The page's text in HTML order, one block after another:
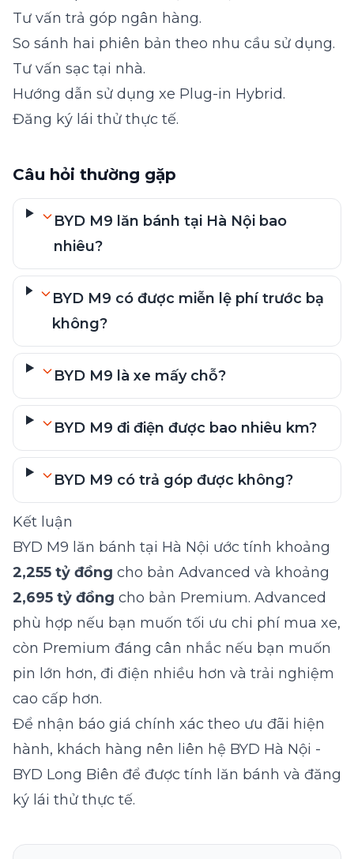
Tư vấn trả góp ngân hàng.
So sánh hai phiên bản theo nhu cầu sử dụng.
Tư vấn sạc tại nhà.
Hướng dẫn sử dụng xe Plug-in Hybrid.
Đăng ký lái thử thực tế.
Câu hỏi thường gặp
BYD M9 lăn bánh tại Hà Nội bao
nhiêu?
BYD M9 có được miễn lệ phí trước bạ
không?
BYD M9 là xe mấy chỗ?
BYD M9 đi điện được bao nhiêu km?
BYD M9 có trả góp được không?
Kết luận
BYD M9 lăn bánh tại Hà Nội ước tính khoảng
2,255 tỷ đồng cho bản Advanced và khoảng
2,695 tỷ đồng cho bản Premium. Advanced
phù hợp nếu bạn muốn tối ưu chi phí mua xe,
còn Premium đáng cân nhắc nếu bạn muốn
pin lớn hơn, đi điện nhiều hơn và trải nghiệm
cao cấp hơn.
Để nhận báo giá chính xác theo ưu đãi hiện
hành, khách hàng nên liên hệ BYD Hà Nội -
BYD Long Biên để được tính lăn bánh và đăng
ký lái thử thực tế.